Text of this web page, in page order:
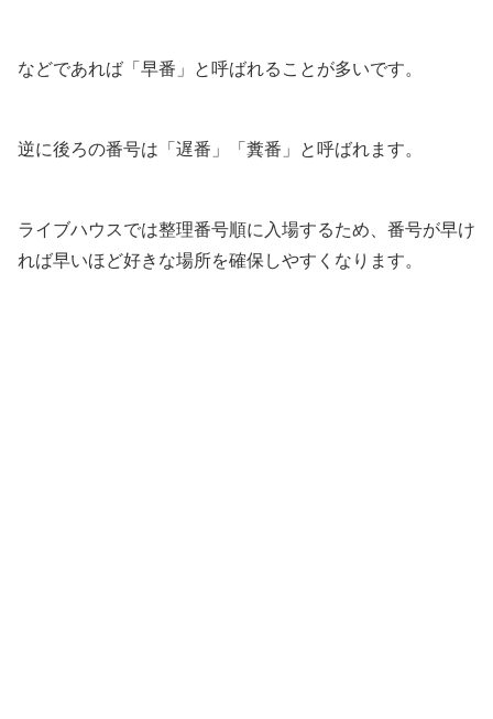
などであれば「早番」と呼ばれることが多いです。
逆に後ろの番号は「遅番」「糞番」と呼ばれます。
ライブハウスでは整理番号順に入場するため、番号が早け
れば早いほど好きな場所を確保しやすくなります。